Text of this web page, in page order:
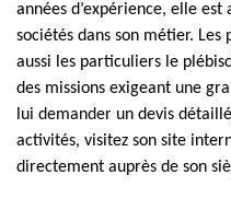
années d’expérience, elle est
sociétés dans son métier.
aussi les particuliers le
des missions exigeant une
lui demander un devis
activités, visitez son site
directement auprès de son